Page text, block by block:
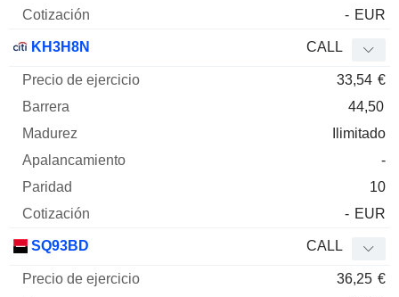
- EUR
KH3H8N CALL
33,54 €
44,50
Ilimitado
-
10
- EUR
SQ93BD CALL
36,25 €